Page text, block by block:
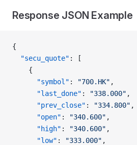
Response JSON Example
{
  "secu_quote"
: [
    {
      "symbol"
: "700.HK" ,
      "last_done"
: "338.000" ,
      "prev_close"
: "334.800" ,
      "open"
: "340.600" ,
      "high"
: "340.600" ,
      "low"
: "333.000" ,